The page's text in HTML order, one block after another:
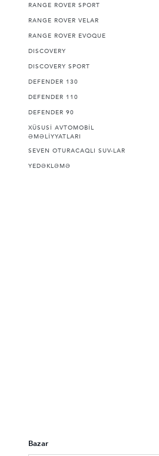
RANGE ROVER SPORT
RANGE ROVER VELAR
RANGE ROVER EVOQUE
DISCOVERY
DISCOVERY SPORT
DEFENDER 130
DEFENDER 110
DEFENDER 90
XÜSUSİ AVTOMOBİL
ƏMƏLİYYATLARI
SEVEN OTURACAQLI SUV-LAR
YEDƏKLƏMƏ
Bazar